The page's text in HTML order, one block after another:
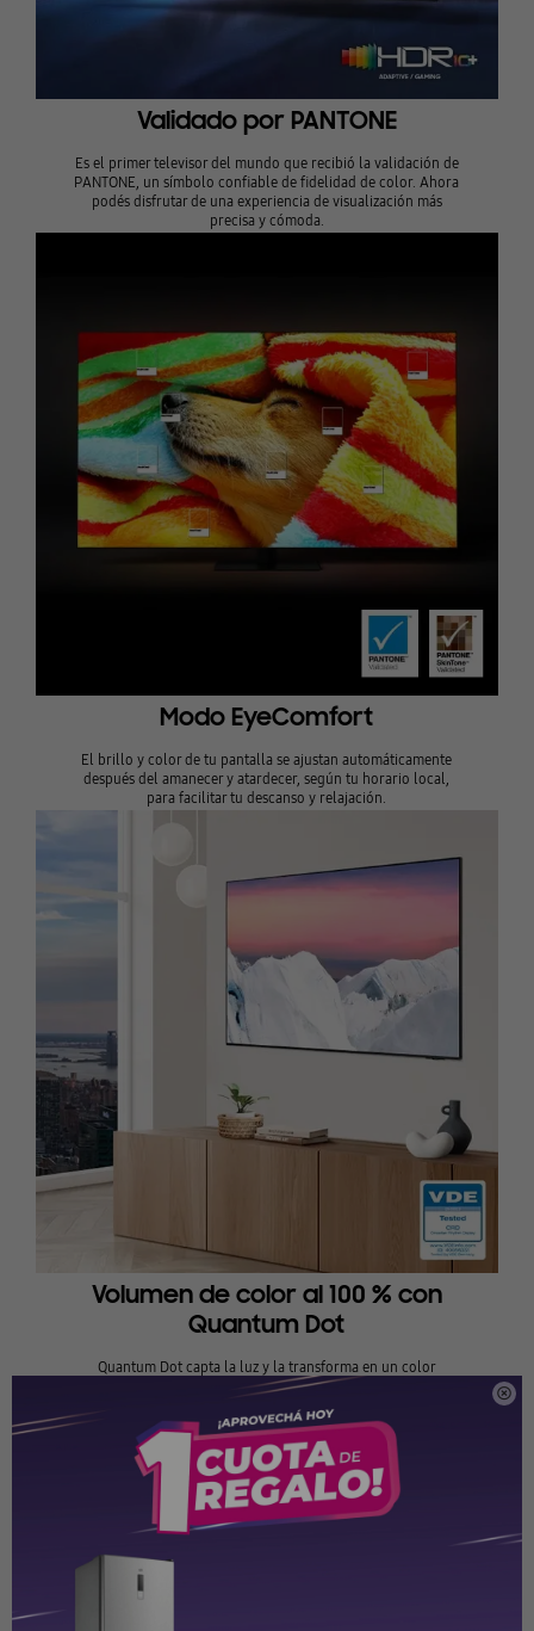

Validado por PANTONE
Es el primer televisor del mundo que recibió la validación de
PANTONE, un símbolo confiable de fidelidad de color. Ahora
podés disfrutar de una experiencia de visualización más
precisa y cómoda.
Modo EyeComfort
El brillo y color de tu pantalla se ajustan automáticamente
después del amanecer y atardecer, según tu horario local,
para facilitar tu descanso y relajación.
Volumen de color al 100 % con
Quantum Dot
Quantum Dot capta la luz y la transforma en un color
deslumbrante que se mantiene real en cualquier nivel de
brillo para proporcionar imágenes de la mejor calidad.